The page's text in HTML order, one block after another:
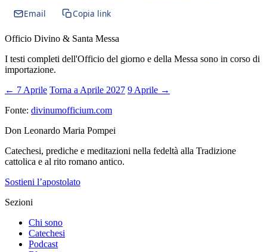
Email
Copia link
Officio Divino & Santa Messa
I testi completi dell'Officio del giorno e della Messa sono in corso di
importazione.
← 7 Aprile Torna a Aprile 2027 9 Aprile →
Fonte: divinumofficium.com
Don Leonardo Maria Pompei
Catechesi, prediche e meditazioni nella fedeltà alla Tradizione
cattolica e al rito romano antico.
Sostieni l’apostolato
Sezioni
Chi sono
Catechesi
Podcast